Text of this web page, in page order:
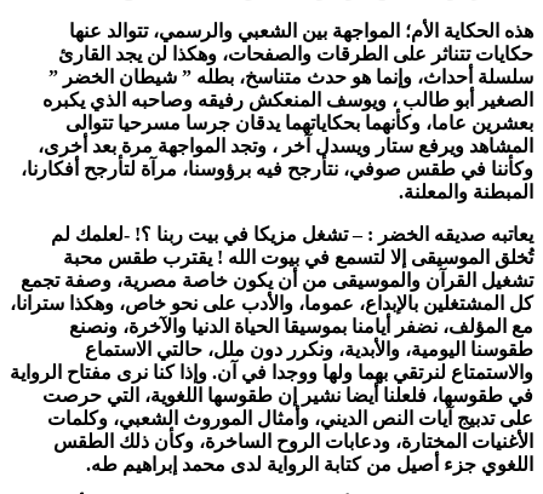
هذه الحكاية الأم؛ المواجهة بين الشعبي والرسمي، تتوالد عنها
حكايات تتناثر على الطرقات والصفحات، وهكذا لن يجد القارئ
سلسلة أحداث، وإنما هو حدث متناسخ، بطله ” شيطان الخضر ”
الصغير أبو طالب ، ويوسف المنعكش رفيقه وصاحبه الذي يكبره
بعشرين عاما، وكأنهما بحكاياتهما يدقان جرسا مسرحيا تتوالى
المشاهد ويرفع ستار ويسدل آخر ، وتجد المواجهة مرة بعد أخرى،
وكأننا في طقس صوفي، نتأرجح فيه برؤوسنا، مرآة لتأرجح أفكارنا،
المبطنة والمعلنة.
يعاتبه صديقه الخضر : – تشغل مزيكا في بيت ربنا ؟! -لعلمك لم
تُخلق الموسيقى إلا لتسمع في بيوت الله ! يقترب طقس محبة
تشغيل القرآن والموسيقى من أن يكون خاصة مصرية، وصفة تجمع
كل المشتغلين بالإبداع، عموما، والأدب على نحو خاص، وهكذا سترانا،
مع المؤلف، نضفر أيامنا بموسيقا الحياة الدنيا والآخرة، ونصنع
طقوسنا اليومية، والأبدية، ونكرر دون ملل، حالتي الاستماع
والاستمتاع لنرتقي بهما ولها ووجدا في آن. وإذا كنا نرى مفتاح الرواية
في طقوسها، فلعلنا أيضا نشير إن طقوسها اللغوية، التي حرصت
على تدبيج آيات النص الديني، وأمثال الموروث الشعبي، وكلمات
الأغنيات المختارة، ودعابات الروح الساخرة، وكأن ذلك الطقس
اللغوي جزء أصيل من كتابة الرواية لدى محمد إبراهيم طه.